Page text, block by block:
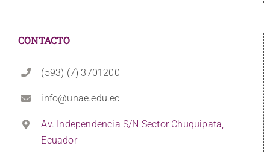
CONTACTO
(593) (7) 3701200
info@unae.edu.ec
Av. Independencia S/N Sector Chuquipata,
Ecuador